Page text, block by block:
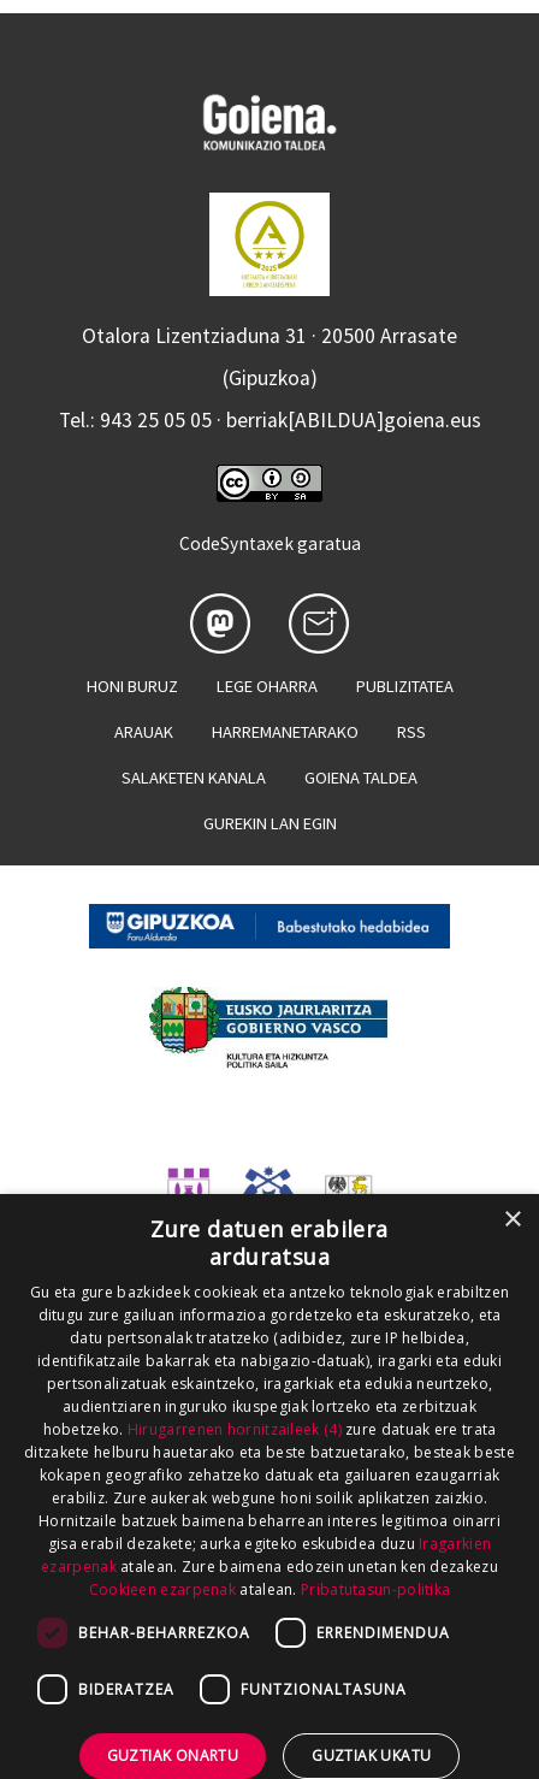
Otalora Lizentziaduna 31 · 20500 Arrasate
(Gipuzkoa)
Tel.: 943 25 05 05 · berriak[ABILDUA]goiena.eus
CodeSyntaxek garatua
HONI BURUZ LEGE OHARRA PUBLIZITATEA
ARAUAK HARREMANETARAKO RSS
SALAKETEN KANALA GOIENA TALDEA
GUREKIN LAN EGIN
×
Zure datuen erabilera
arduratsua
Gu eta gure bazkideek cookieak eta antzeko teknologiak erabiltzen
ditugu zure gailuan informazioa gordetzeko eta eskuratzeko, eta
datu pertsonalak tratatzeko (adibidez, zure IP helbidea,
identifikatzaile bakarrak eta nabigazio-datuak), iragarki eta eduki
pertsonalizatuak eskaintzeko, iragarkiak eta edukia neurtzeko,
audientziaren inguruko ikuspegiak lortzeko eta zerbitzuak
hobetzeko. Hirugarrenen hornitzaileek (4)zure datuak ere trata
ditzakete helburu hauetarako eta beste batzuetarako, besteak beste
kokapen geografiko zehatzeko datuak eta gailuaren ezaugarriak
erabiliz. Zure aukerak webgune honi soilik aplikatzen zaizkio.
Hornitzaile batzuek baimena beharrean interes legitimoa oinarri
gisa erabil dezakete; aurka egiteko eskubidea duzu Iragarkien
ezarpenakatalean. Zure baimena edozein unetan ken dezakezu
Cookieen ezarpenak atalean. Pribatutasun-politika
BEHAR-BEHARREZKOA ERRENDIMENDUA
BIDERATZEA FUNTZIONALTASUNA
GUZTIAK ONARTU GUZTIAK UKATU